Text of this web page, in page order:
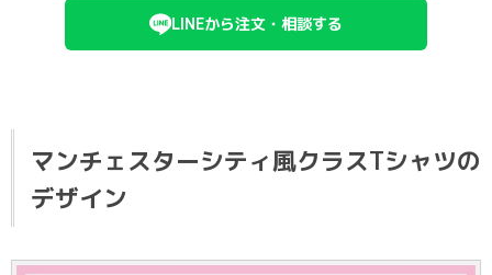
LINEから注文・相談する
マンチェスターシティ風クラスTシャツの
デザイン